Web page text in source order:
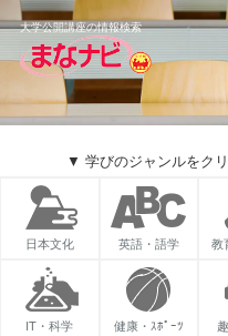
大学公開講座の情報検索
▼ 学びのジャンルをク
日本文化 英語・語学 教
IT・科学 健康・ｽﾎﾟｰﾂ